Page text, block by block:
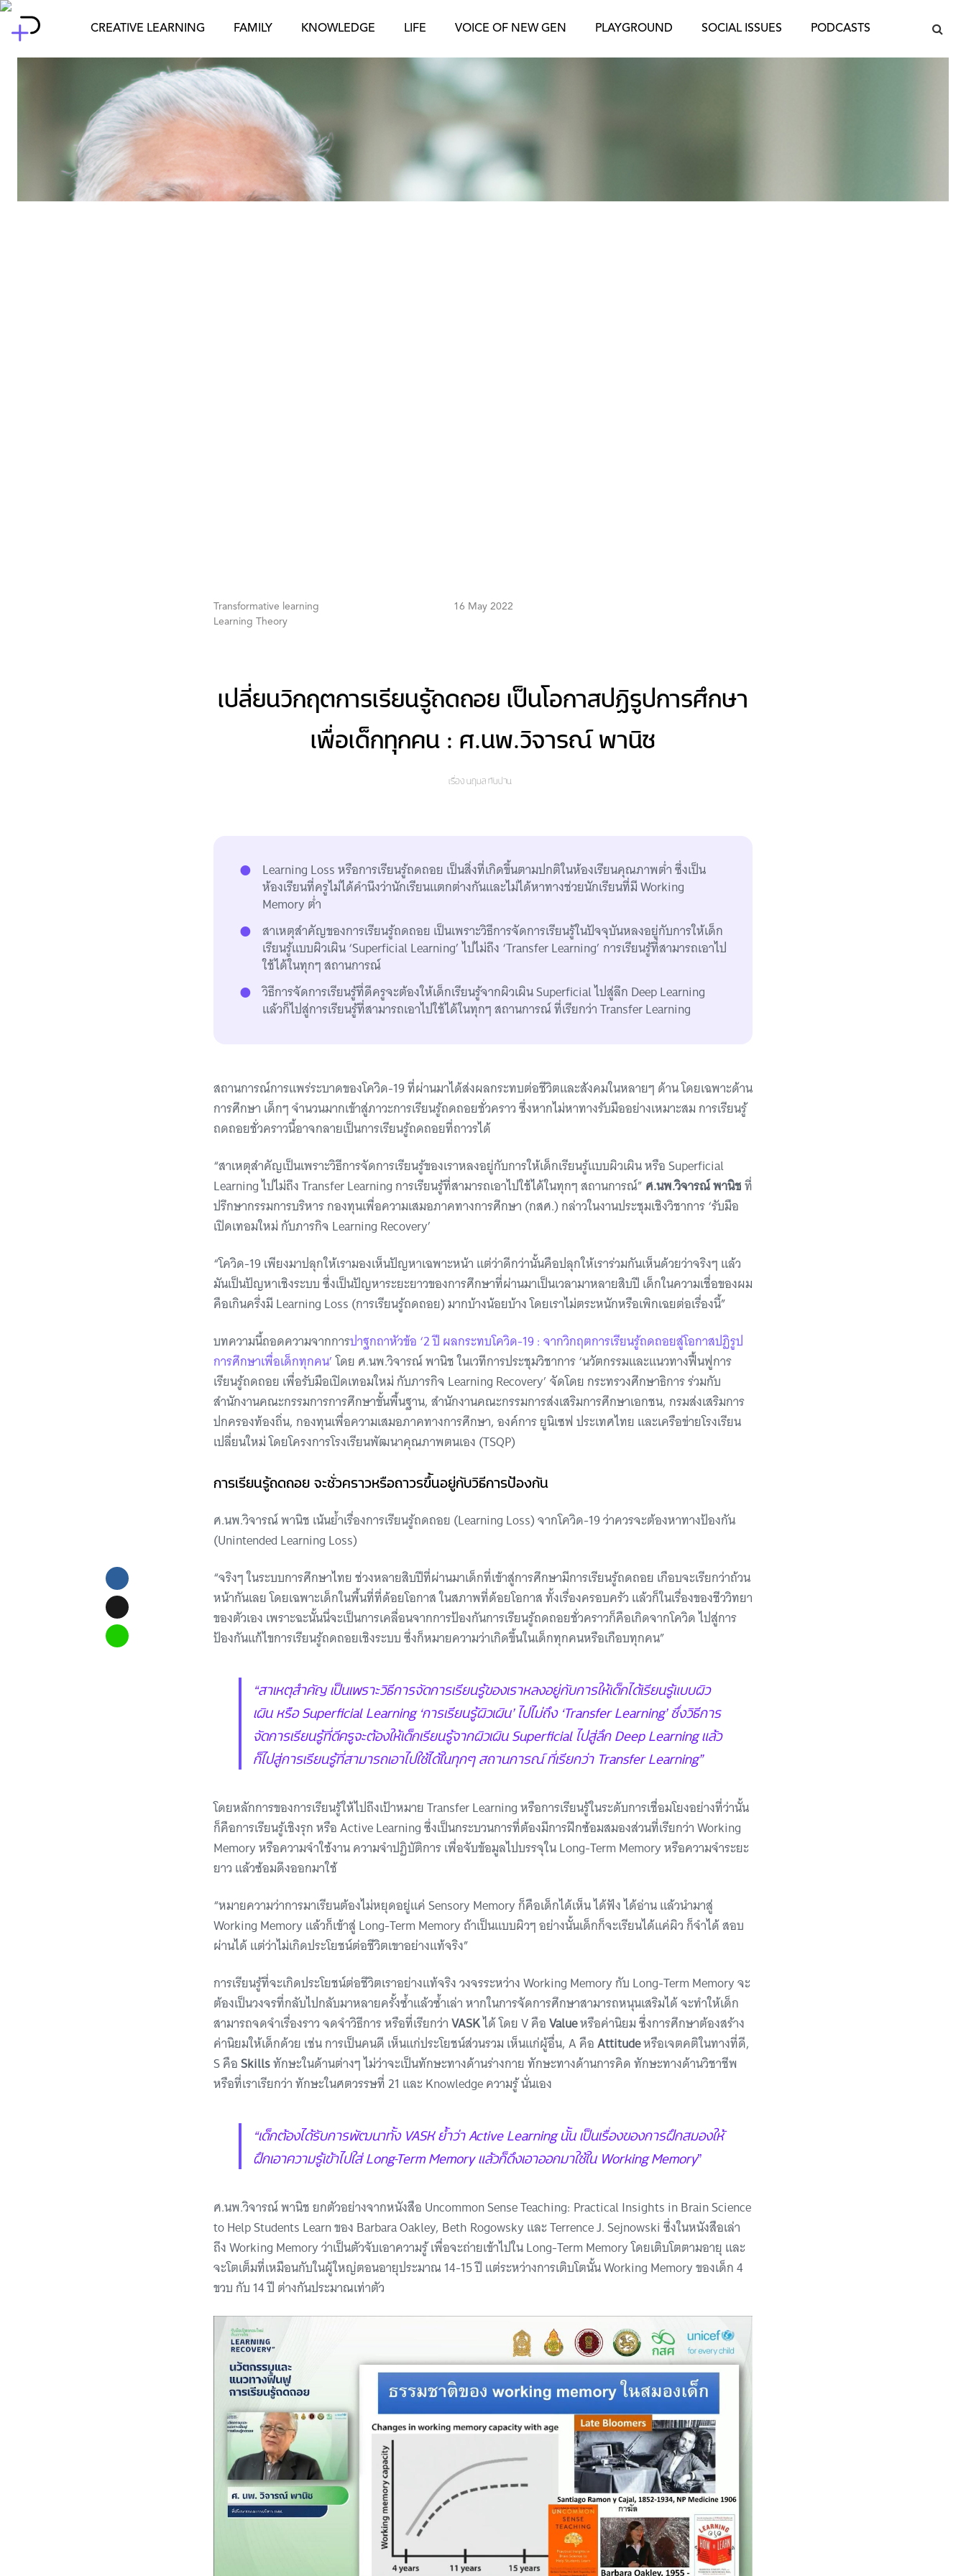
Skip
content
CREATIVE LEARNING FAMILY KNOWLEDGE LIFE VOICE OF NEW GEN PLAYGROUND SOCIAL ISSUES PODCASTS
Transformative learning
Learning Theory
16 May 2022
เปลี่ยนวิกฤตการเรียนรู้ถดถอย เป็นโอกาสปฏิรูปการศึกษา
เพื่อเด็กทุกคน : ศ.นพ.วิจารณ์ พานิช
เรื่อง นฤมล ทับปาน
Learning Loss หรือการเรียนรู้ถดถอย เป็นสิ่งที่เกิดขึ้นตามปกติในห้องเรียนคุณภาพต่ำ ซึ่งเป็น
ห้องเรียนที่ครูไม่ได้คำนึงว่านักเรียนแตกต่างกันและไม่ได้หาทางช่วยนักเรียนที่มี Working
Memory ต่ำ
สาเหตุสำคัญของการเรียนรู้ถดถอย เป็นเพราะวิธีการจัดการเรียนรู้ในปัจจุบันหลงอยู่กับการให้เด็ก
เรียนรู้แบบผิวเผิน ‘Superficial Learning’ ไปไม่ถึง ‘Transfer Learning’ การเรียนรู้ที่สามารถเอาไป
ใช้ได้ในทุกๆ สถานการณ์
วิธีการจัดการเรียนรู้ที่ดีครูจะต้องให้เด็กเรียนรู้จากผิวเผิน Superficial ไปสู่ลึก Deep Learning
แล้วก็ไปสู่การเรียนรู้ที่สามารถเอาไปใช้ได้ในทุกๆ สถานการณ์ ที่เรียกว่า Transfer Learning
สถานการณ์การแพร่ระบาดของโควิด-19 ที่ผ่านมาได้ส่งผลกระทบต่อชีวิตและสังคมในหลายๆ ด้าน โดยเฉพาะด้าน
การศึกษา เด็กๆ จำนวนมากเข้าสู่ภาวะการเรียนรู้ถดถอยชั่วคราว ซึ่งหากไม่หาทางรับมืออย่างเหมาะสม การเรียนรู้
ถดถอยชั่วคราวนี้อาจกลายเป็นการเรียนรู้ถดถอยที่ถาวรได้
“สาเหตุสำคัญเป็นเพราะวิธีการจัดการเรียนรู้ของเราหลงอยู่กับการให้เด็กเรียนรู้แบบผิวเผิน หรือ Superficial
Learning ไปไม่ถึง Transfer Learning การเรียนรู้ที่สามารถเอาไปใช้ได้ในทุกๆ สถานการณ์” ศ.นพ.วิจารณ์ พานิชที่
ปรึกษากรรมการบริหาร กองทุนเพื่อความเสมอภาคทางการศึกษา (กสศ.) กล่าวในงานประชุมเชิงวิชาการ ‘รับมือ
เปิดเทอมใหม่ กับภารกิจ Learning Recovery’
“โควิด-19 เพียงมาปลุกให้เรามองเห็นปัญหาเฉพาะหน้า แต่ว่าดีกว่านั้นคือปลุกให้เราร่วมกันเห็นด้วยว่าจริงๆ แล้ว
มันเป็นปัญหาเชิงระบบ ซึ่งเป็นปัญหาระยะยาวของการศึกษาที่ผ่านมาเป็นเวลามาหลายสิบปี เด็กในความเชื่อของผม
คือเกินครึ่งมี Learning Loss (การเรียนรู้ถดถอย) มากบ้างน้อยบ้าง โดยเราไม่ตระหนักหรือเพิกเฉยต่อเรื่องนี้”
บทความนี้ถอดความจากการปาฐกถาหัวข้อ ‘2 ปี ผลกระทบโควิด-19 : จากวิกฤตการเรียนรู้ถดถอยสู่โอกาสปฏิรูป
การศึกษาเพื่อเด็กทุกคน’โดย ศ.นพ.วิจารณ์ พานิช ในเวทีการประชุมวิชาการ ‘นวัตกรรมและแนวทางฟื้นฟูการ
เรียนรู้ถดถอย เพื่อรับมือเปิดเทอมใหม่ กับภารกิจ Learning Recovery’ จัดโดย กระทรวงศึกษาธิการ ร่วมกับ
สำนักงานคณะกรรมการการศึกษาขั้นพื้นฐาน, สำนักงานคณะกรรมการส่งเสริมการศึกษาเอกชน, กรมส่งเสริมการ
ปกครองท้องถิ่น, กองทุนเพื่อความเสมอภาคทางการศึกษา, องค์การ ยูนิเซฟ ประเทศไทย และเครือข่ายโรงเรียน
เปลี่ยนใหม่ โดยโครงการโรงเรียนพัฒนาคุณภาพตนเอง (TSQP)
การเรียนรู้ถดถอย จะชั่วคราวหรือถาวรขึ้นอยู่กับวิธีการป้องกัน
ศ.นพ.วิจารณ์ พานิช เน้นย้ำเรื่องการเรียนรู้ถดถอย (Learning Loss) จากโควิด-19 ว่าควรจะต้องหาทางป้องกัน
(Unintended Learning Loss)
“จริงๆ ในระบบการศึกษาไทย ช่วงหลายสิบปีที่ผ่านมาเด็กที่เข้าสู่การศึกษามีการเรียนรู้ถดถอย เกือบจะเรียกว่าถ้วน
หน้ากันเลย โดยเฉพาะเด็กในพื้นที่ที่ด้อยโอกาส ในสภาพที่ด้อยโอกาส ทั้งเรื่องครอบครัว แล้วก็ในเรื่องของชีววิทยา
ของตัวเอง เพราะฉะนั้นนี่จะเป็นการเคลื่อนจากการป้องกันการเรียนรู้ถดถอยชั่วคราวก็คือเกิดจากโควิด ไปสู่การ
ป้องกันแก้ไขการเรียนรู้ถดถอยเชิงระบบ ซึ่งก็หมายความว่าเกิดขึ้นในเด็กทุกคนหรือเกือบทุกคน”
“สาเหตุสำคัญ เป็นเพราะวิธีการจัดการเรียนรู้ของเราหลงอยู่กับการให้เด็กได้เรียนรู้แบบผิว
เผิน หรือ Superficial Learning ‘การเรียนรู้ผิวเผิน’ ไปไม่ถึง ‘Transfer Learning’ ซึ่งวิธีการ
จัดการเรียนรู้ที่ดีครูจะต้องให้เด็กเรียนรู้จากผิวเผิน Superficial ไปสู่ลึก Deep Learning แล้ว
ก็ไปสู่การเรียนรู้ที่สามารถเอาไปใช้ได้ในทุกๆ สถานการณ์ ที่เรียกว่า Transfer Learning”
โดยหลักการของการเรียนรู้ให้ไปถึงเป้าหมาย Transfer Learning หรือการเรียนรู้ในระดับการเชื่อมโยงอย่างที่ว่านั้น
ก็คือการเรียนรู้เชิงรุก หรือ Active Learning ซึ่งเป็นกระบวนการที่ต้องมีการฝึกซ้อมสมองส่วนที่เรียกว่า Working
Memory หรือความจำใช้งาน ความจำปฏิบัติการ เพื่อจับข้อมูลไปบรรจุใน Long-Term Memory หรือความจำระยะ
ยาว แล้วซ้อมดึงออกมาใช้
“หมายความว่าการมาเรียนต้องไม่หยุดอยู่แค่ Sensory Memory ก็คือเด็กได้เห็น ได้ฟัง ได้อ่าน แล้วนำมาสู่
Working Memory แล้วก็เข้าสู่ Long-Term Memory ถ้าเป็นแบบผิวๆ อย่างนั้นเด็กก็จะเรียนได้แค่ผิว ก็จำได้ สอบ
ผ่านได้ แต่ว่าไม่เกิดประโยชน์ต่อชีวิตเขาอย่างแท้จริง”
การเรียนรู้ที่จะเกิดประโยชน์ต่อชีวิตเราอย่างแท้จริง วงจรระหว่าง Working Memory กับ Long-Term Memory จะ
ต้องเป็นวงจรที่กลับไปกลับมาหลายครั้งซ้ำแล้วซ้ำเล่า หากในการจัดการศึกษาสามารถหนุนเสริมได้ จะทำให้เด็ก
สามารถจดจำเรื่องราว จดจำวิธีการ หรือที่เรียกว่าVASKได้ โดย V คือValueหรือค่านิยม ซึ่งการศึกษาต้องสร้าง
ค่านิยมให้เด็กด้วย เช่น การเป็นคนดี เห็นแก่ประโยชน์ส่วนรวม เห็นแก่ผู้อื่น, A คือAttitudeหรือเจตคติในทางที่ดี,
S คือSkillsทักษะในด้านต่างๆ ไม่ว่าจะเป็นทักษะทางด้านร่างกาย ทักษะทางด้านการคิด ทักษะทางด้านวิชาชีพ
หรือที่เราเรียกว่า ทักษะในศตวรรษที่ 21 และ Knowledge ความรู้ นั่นเอง
“เด็กต้องได้รับการพัฒนาทั้ง VASK ย้ำว่า Active Learning นั้น เป็นเรื่องของการฝึกสมองให้
ฝึกเอาความรู้เข้าไปใส่ Long-Term Memory แล้วก็ดึงเอาออกมาใช้ใน Working Memory”
ศ.นพ.วิจารณ์ พานิช ยกตัวอย่างจากหนังสือ Uncommon Sense Teaching: Practical Insights in Brain Science
to Help Students Learn ของ Barbara Oakley, Beth Rogowsky และ Terrence J. Sejnowski ซึ่งในหนังสือเล่า
ถึง Working Memory ว่าเป็นตัวจับเอาความรู้ เพื่อจะถ่ายเข้าไปใน Long-Term Memory โดยเติบโตตามอายุ และ
จะโตเต็มที่เหมือนกับในผู้ใหญ่ตอนอายุประมาณ 14-15 ปี แต่ระหว่างการเติบโตนั้น Working Memory ของเด็ก 4
ขวบ กับ 14 ปี ต่างกันประมาณเท่าตัว